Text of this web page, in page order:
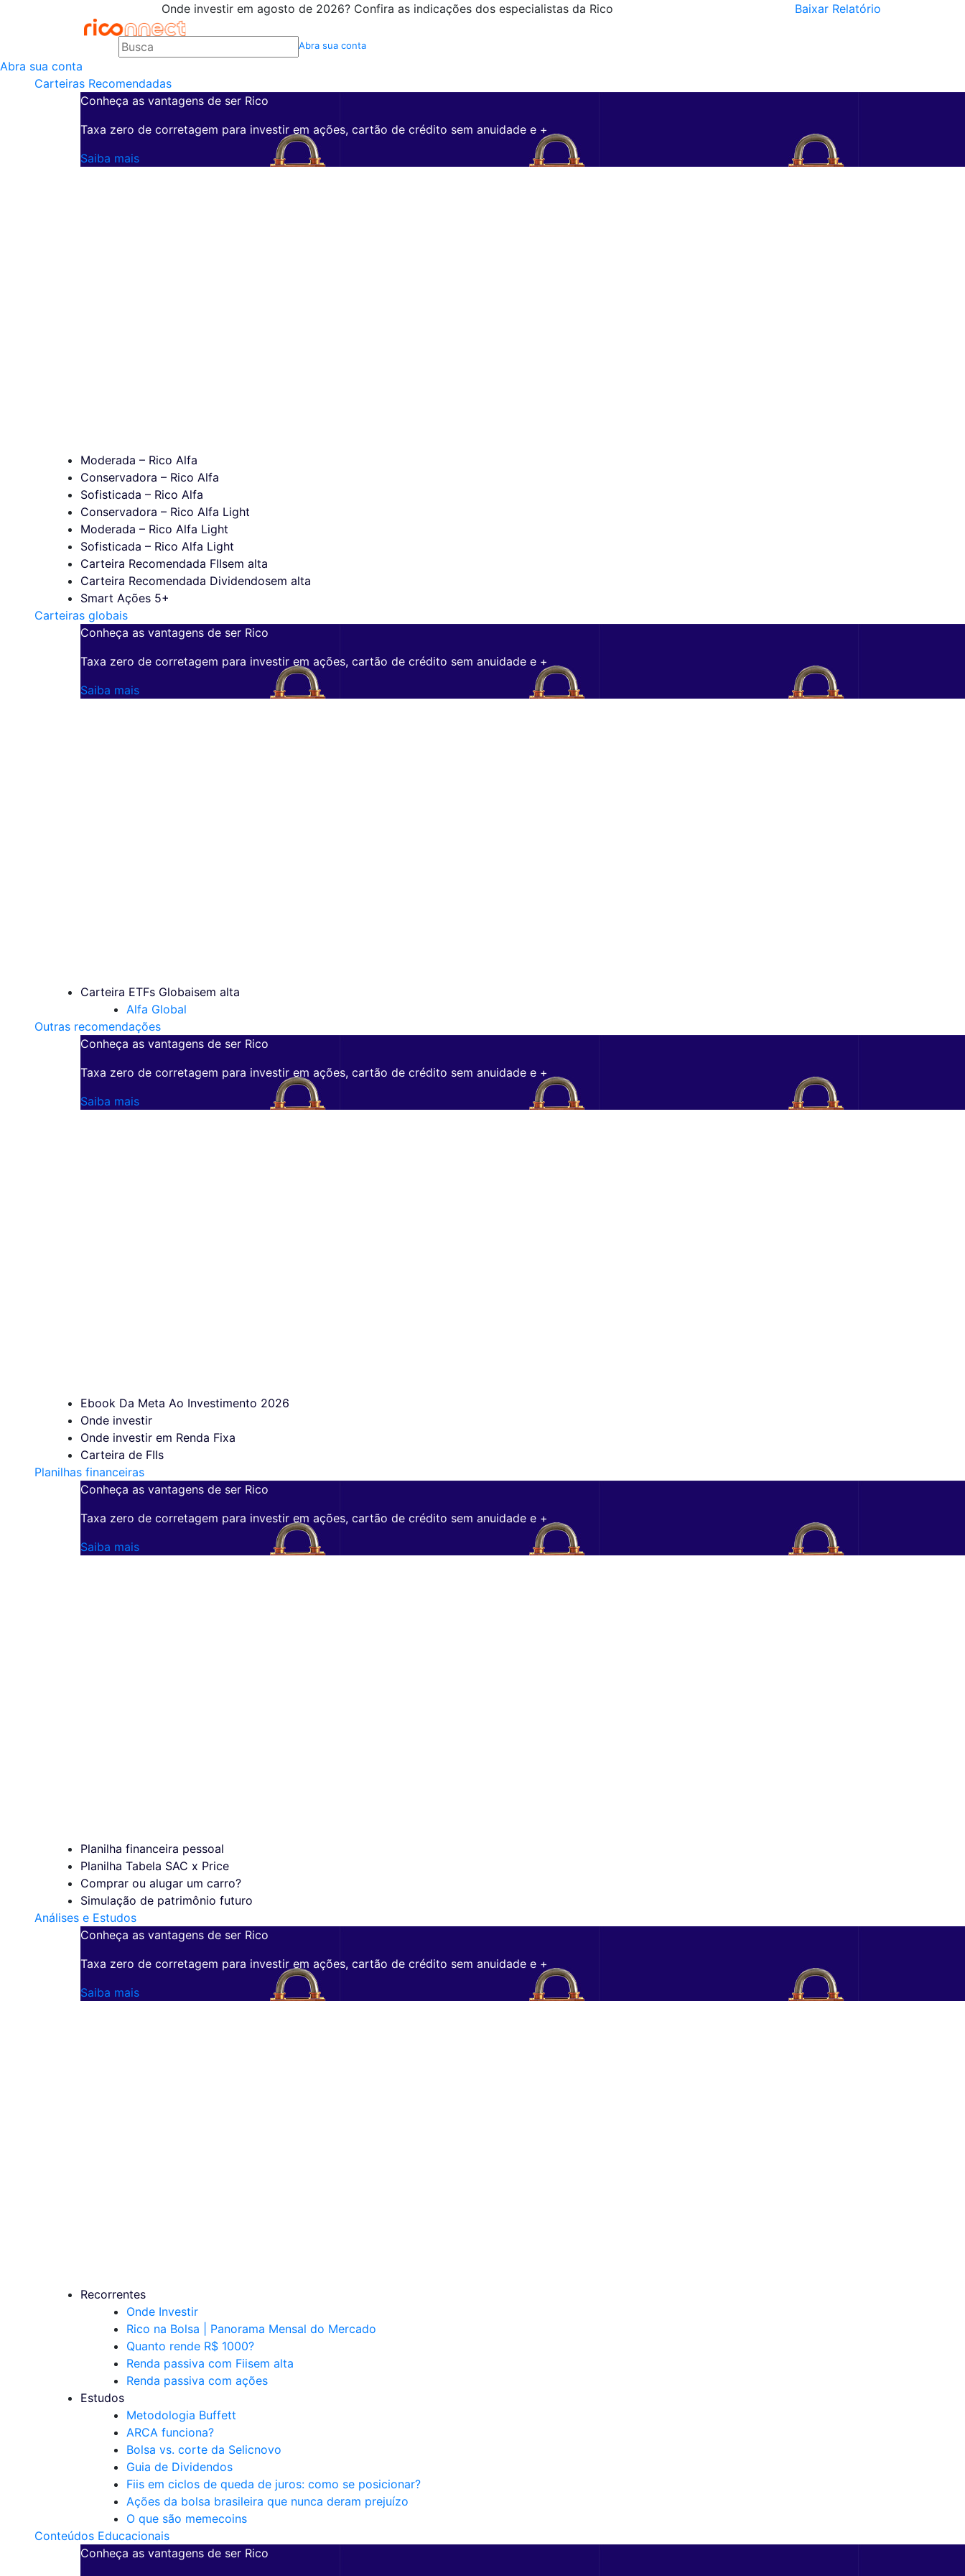
Onde investir em agosto de 2026? Confira as indicações dos especialistas da Rico Baixar Relatório
Abra sua conta
Abra sua conta
Carteiras Recomendadas
Conheça as vantagens de ser Rico
Taxa zero de corretagem para investir em ações, cartão de crédito sem anuidade e +
Saiba mais
Moderada – Rico Alfa
Conservadora – Rico Alfa
Sofisticada – Rico Alfa
Conservadora – Rico Alfa Light
Moderada – Rico Alfa Light
Sofisticada – Rico Alfa Light
Carteira Recomendada FIIsem alta
Carteira Recomendada Dividendosem alta
Smart Ações 5+
Carteiras globais
Conheça as vantagens de ser Rico
Taxa zero de corretagem para investir em ações, cartão de crédito sem anuidade e +
Saiba mais
Carteira ETFs Globaisem alta
Alfa Global
Outras recomendações
Conheça as vantagens de ser Rico
Taxa zero de corretagem para investir em ações, cartão de crédito sem anuidade e +
Saiba mais
Ebook Da Meta Ao Investimento 2026
Onde investir
Onde investir em Renda Fixa
Carteira de FIIs
Planilhas financeiras
Conheça as vantagens de ser Rico
Taxa zero de corretagem para investir em ações, cartão de crédito sem anuidade e +
Saiba mais
Planilha financeira pessoal
Planilha Tabela SAC x Price
Comprar ou alugar um carro?
Simulação de patrimônio futuro
Análises e Estudos
Conheça as vantagens de ser Rico
Taxa zero de corretagem para investir em ações, cartão de crédito sem anuidade e +
Saiba mais
Recorrentes
Onde Investir
Rico na Bolsa | Panorama Mensal do Mercado
Quanto rende R$ 1000?
Renda passiva com Fiisem alta
Renda passiva com ações
Estudos
Metodologia Buffett
ARCA funciona?
Bolsa vs. corte da Selicnovo
Guia de Dividendos
Fiis em ciclos de queda de juros: como se posicionar?
Ações da bolsa brasileira que nunca deram prejuízo
O que são memecoins
Conteúdos Educacionais
Conheça as vantagens de ser Rico